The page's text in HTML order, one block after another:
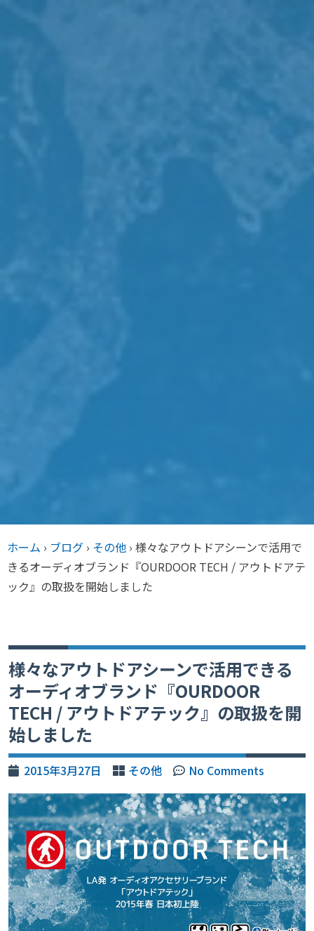
ホーム › ブログ › その他 › 様々なアウトドアシーンで活用で
きるオーディオブランド『OURDOOR TECH / アウトドアテ
ック』の取扱を開始しました
様々なアウトドアシーンで活用できる
オーディオブランド『OURDOOR
TECH / アウトドアテック』の取扱を開
始しました
2015年3月27日 その他 No Comments